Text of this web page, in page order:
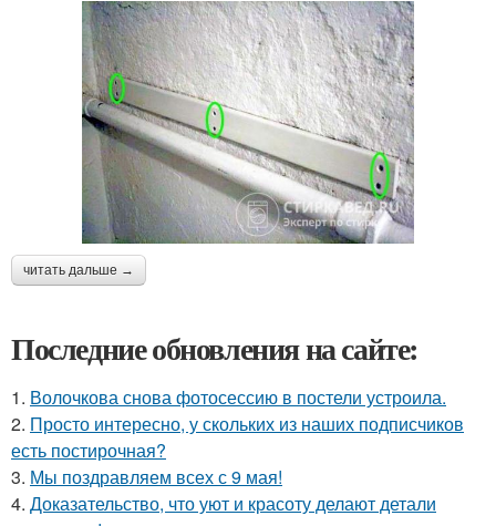
читать дальше →
Последние обновления на сайте:
1. Волочкова снова фотосессию в постели устроила.
2. Просто интересно, у скольких из наших подписчиков
есть постирочная?
3. Мы поздравляем всех с 9 мая!
4. Доказательство, что уют и красоту делают детали